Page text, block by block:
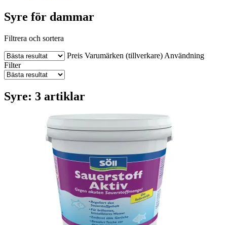
Syre för dammar
Filtrera och sortera
Preis Varumärken (tillverkare) Användning
Filter
Syre: 3 artiklar